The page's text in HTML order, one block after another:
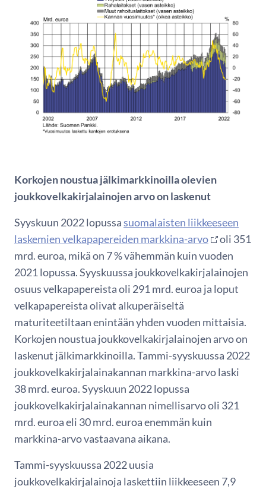
Korkojen noustua jälkimarkkinoilla olevien
joukkovelkakirjalainojen arvo on laskenut
Syyskuun 2022 lopussasuomalaisten liikkeeseen
laskemien velkapapereiden markkina-arvo
oli 351
mrd. euroa, mikä on 7 % vähemmän kuin vuoden
2021 lopussa. Syyskuussa joukkovelkakirjalainojen
osuus velkapapereista oli 291 mrd. euroa ja loput
velkapapereista olivat alkuperäiseltä
maturiteetiltaan enintään yhden vuoden mittaisia.
Korkojen noustua joukkovelkakirjalainojen arvo on
laskenut jälkimarkkinoilla. Tammi-syyskuussa 2022
joukkovelkakirjalainakannan markkina-arvo laski
38 mrd. euroa. Syyskuun 2022 lopussa
joukkovelkakirjalainakannan nimellisarvo oli 321
mrd. euroa eli 30 mrd. euroa enemmän kuin
markkina-arvo vastaavana aikana.
Tammi-syyskuussa 2022 uusia
joukkovelkakirjalainoja laskettiin liikkeeseen 7,9